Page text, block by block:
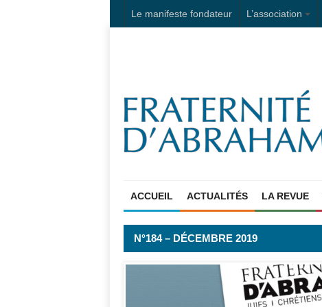
Le manifeste fondateur L’association
ACCUEIL ACTUALITÉS LA REVUE
N°184 – DÉCEMBRE 2019